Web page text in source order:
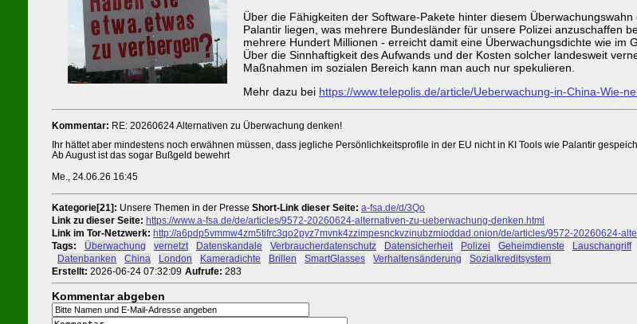
Über die Fähigkeiten der Software-Pakete hinter diesem
Palantir liegen, was mehrere Bundesländer für unsere Polizei anzuschaffen
mehrere Hundert Millionen - erreicht damit eine Überwachungsdichte wie im
Über die Sinnhaftigkeit des Aufwands und der Kosten solcher landesweit
Maßnahmen im sozialen Bereich kann man auch nur spekulieren.
Mehr dazu bei https://www.telepolis.de/article/Ueberwachung-in-China-Wie-
Kommentar: RE: 20260624 Alternativen zu Überwachung denken!
Ihr hättet aber mindestens noch erwähnen müssen, dass jegliche Persönlichkeitsprofile in der EU nicht in KI Tools wie Palantir
Ab August ist das sogar Bußgeld bewehrt
Me., 24.06.26 16:45
Kategorie[21]: Unsere Themen in der Presse Short-Link dieser Seite: a-fsa.de/d/3Qo
Link zu dieser Seite: https://www.a-fsa.de/de/articles/9572-20260624-alternativen-zu-ueberwachung-denken.html
Link im Tor-Netzwerk: http://a6pdp5vmmw4zm5tifrc3qo2pyz7mvnk4zzimpesnckvzinubzmioddad.onion/de/articles/9572-20260624-
Tags:
Überwachung vernetzt Datenskandale Verbraucherdatenschutz Datensicherheit Polizei Geheimdienste Lauschangriff
Datenbanken China London Kameradichte Brillen SmartGlasses Verhaltensänderung
Sozialkreditsystem
Erstellt: 2026-06-24 07:32:09 Aufrufe: 283
Kommentar abgeben